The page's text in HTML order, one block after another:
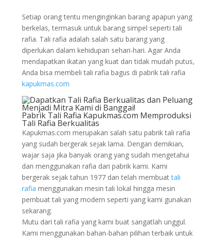
Setiap orang tentu menginginkan barang apapun yang
berkelas, termasuk untuk barang simpel seperti tali
rafia. Tali rafia adalah salah satu barang yang
diperlukan dalam kehidupan sehari-hari. Agar Anda
mendapatkan ikatan yang kuat dan tidak mudah putus,
Anda bisa membeli tali rafia bagus di pabrik tali rafia
kapukmas.com
Pabrik Tali Rafia Kapukmas.com Memproduksi
Tali Rafia Berkualitas
Kapukmas.com merupakan salah satu pabrik tali rafia
yang sudah bergerak sejak lama. Dengan demikian,
wajar saja jika banyak orang yang sudah mengetahui
dan menggunakan rafia dari pabrik kami. Kami
bergerak sejak tahun 1977 dan telah membuattali
rafia menggunakan mesin tali lokal hingga mesin
pembuat tali yang modern seperti yang kami gunakan
sekarang.
Mutu dari tali rafia yang kami buat sangatlah unggul.
Kami menggunakan bahan-bahan pilihan terbaik untuk